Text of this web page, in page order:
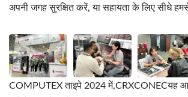
अपनी जगह सुरक्षित करें, या सहायता के लिए सीधे
COMPUTEX ताइपे 2024 में,CRXCONECयह